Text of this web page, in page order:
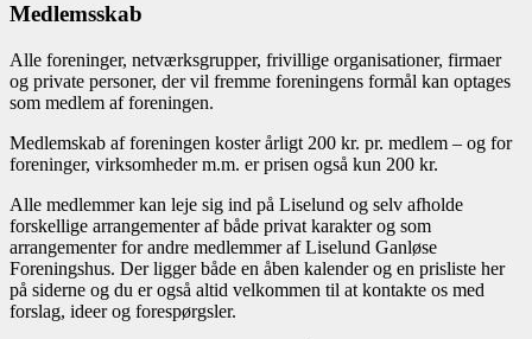
Medlemsskab
Alle foreninger, netværksgrupper, frivillige organisationer, firmaer
og private personer, der vil fremme foreningens formål kan optages
som medlem af foreningen.
Medlemskab af foreningen koster årligt 200 kr. pr. medlem – og for
foreninger, virksomheder m.m. er prisen også kun 200 kr.
Alle medlemmer kan leje sig ind på Liselund og selv afholde
forskellige arrangementer af både privat karakter og som
arrangementer for andre medlemmer af Liselund Ganløse
Foreningshus. Der ligger både en åben kalender og en prisliste her
på siderne og du er også altid velkommen til at kontakte os med
forslag, ideer og forespørgsler.